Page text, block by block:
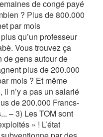
de congé payé
? Plus de 800.000
par mois
qu’un professeur
Vous trouvez ça
de gens autour de
plus de 200.000
mois ? Et même
il n’y a pas un salarié
de 200.000 Francs-
– 3) Les TOM sont
» ! L’état